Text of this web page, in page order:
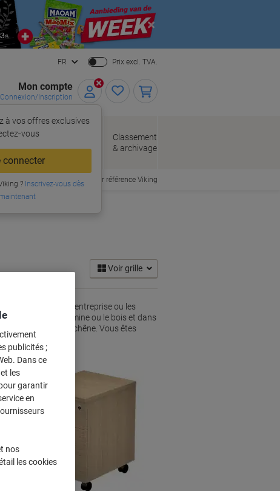
Close
FR Prix excl. TVA.
Mon compte
Connexion/Inscription
à vos offres exclusives
connecter
?Inscrivez-vous dès
maintenant
de bureau
Classement
& archivage
Commander par référence Viking
Voir grille
adaptés pour l’entreprise ou les
comme la mélamine ou le bois et dans
noir, le blanc et le chêne. Vous êtes
propre
publicités ;
Dans ce
les
garantir
en
nos
les cookies